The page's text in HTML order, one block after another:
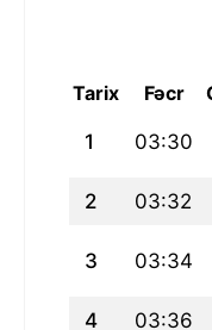
Tarix Fəcr
1 03:30
2 03:32
3 03:34
4 03:36